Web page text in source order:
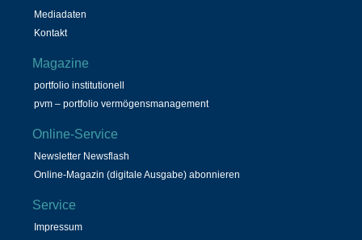
Mediadaten
Kontakt
Magazine
portfolio institutionell
pvm – portfolio vermögensmanagement
Online-Service
Newsletter Newsflash
Online-Magazin (digitale Ausgabe) abonnieren
Service
Impressum